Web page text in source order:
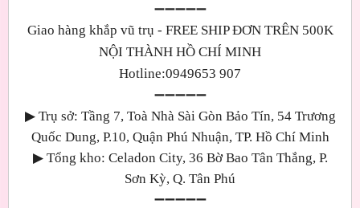
➖➖➖➖➖
Giao hàng khắp vũ trụ - FREE SHIP ĐƠN TRÊN 500K
NỘI THÀNH HỒ CHÍ MINH
Hotline:0949653 907
➖➖➖➖➖
▶Trụ sở: Tầng 7, Toà Nhà Sài Gòn Bảo Tín, 54 Trương
Quốc Dung, P.10, Quận Phú Nhuận, TP. Hồ Chí Minh
▶Tổng kho: Celadon City, 36 Bờ Bao Tân Thắng, P.
Sơn Kỳ, Q. Tân Phú
➖➖➖➖➖